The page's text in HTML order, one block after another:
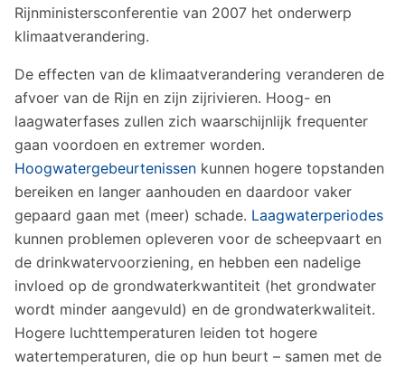
Rijnministersconferentie van 2007 het onderwerp
klimaatverandering.
De effecten van de klimaatverandering veranderen de
afvoer van de Rijn en zijn zijrivieren. Hoog- en
laagwaterfases zullen zich waarschijnlijk frequenter
gaan voordoen en extremer worden.
Hoogwatergebeurtenissen kunnen hogere topstanden
bereiken en langer aanhouden en daardoor vaker
gepaard gaan met (meer) schade. Laagwaterperiodes
kunnen problemen opleveren voor de scheepvaart en
de drinkwatervoorziening, en hebben een nadelige
invloed op de grondwaterkwantiteit (het grondwater
wordt minder aangevuld) en de grondwaterkwaliteit.
Hogere luchttemperaturen leiden tot hogere
watertemperaturen, die op hun beurt – samen met de